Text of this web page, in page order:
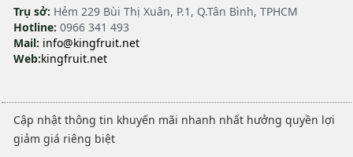
Trụ sở: Hẻm 229 Bùi Thị Xuân, P.1, Q.Tân Bình, TPHCM
Hotline: 0966 341 493
Mail: info@kingfruit.net
Web:kingfruit.net
Cập nhật thông tin khuyến mãi nhanh nhất hưởng quyền lợi
giảm giá riêng biệt